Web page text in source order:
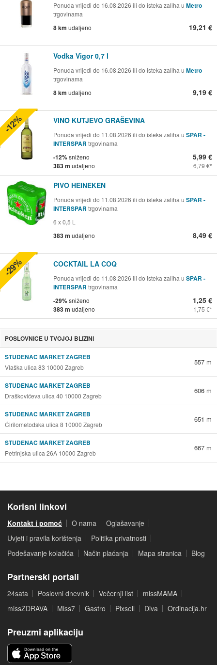
Ponuda vrijedi do 16.08.2026 ili do isteka zaliha u Metro
trgovinama
8 km udaljeno 19,21 €
Vodka Vigor 0,7 l
Ponuda vrijedi do 16.08.2026 ili do isteka zaliha u Metro
trgovinama
8 km udaljeno 9,19 €
VINO KUTJEVO GRAŠEVINA
Ponuda vrijedi do 11.08.2026 ili do isteka zaliha u SPAR -
INTERSPAR trgovinama
-12%sniženo
383 m udaljeno
5,99 €
6,79 €
-12%
PIVO HEINEKEN
Ponuda vrijedi do 11.08.2026 ili do isteka zaliha u SPAR -
INTERSPAR trgovinama
6 x 0,5 L
383 m udaljeno 8,49 €
COCKTAIL LA COQ
Ponuda vrijedi do 11.08.2026 ili do isteka zaliha u SPAR -
INTERSPAR trgovinama
-29%sniženo
383 m udaljeno
1,25 €
1,75 €
-29%
POSLOVNICE U TVOJOJ BLIZINI
STUDENAC MARKET ZAGREB
Vlaška ulica 83 10000 Zagreb
557 m
STUDENAC MARKET ZAGREB
Draškovićeva ulica 40 10000 Zagreb
606 m
STUDENAC MARKET ZAGREB
Ćirilometodska ulica 8 10000 Zagreb
651 m
STUDENAC MARKET ZAGREB
Petrinjska ulica 26A 10000 Zagreb
667 m
Korisni linkovi
Kontakt i pomoć O nama
Oglašavanje
Uvjeti i pravila korištenja
Politika privatnosti
Podešavanje kolačića
Način plaćanja Mapa stranica Blog
Partnerski portali
24sata Poslovni dnevnik Večernji list
missMAMA
missZDRAVA
Miss7 Gastro Pixsell Diva Ordinacija.hr
Preuzmi aplikaciju